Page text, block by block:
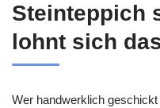
Steinteppich
lohnt sich
Wer handwerklich